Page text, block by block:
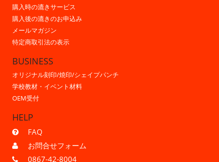
購入時の漉きサービス
購入後の漉きのお申込み
メールマガジン
特定商取引法の表示
BUSINESS
オリジナル刻印/焼印/シェイプパンチ
学校教材・イベント材料
OEM受付
HELP
FAQ
お問合せフォーム
0867-42-8004